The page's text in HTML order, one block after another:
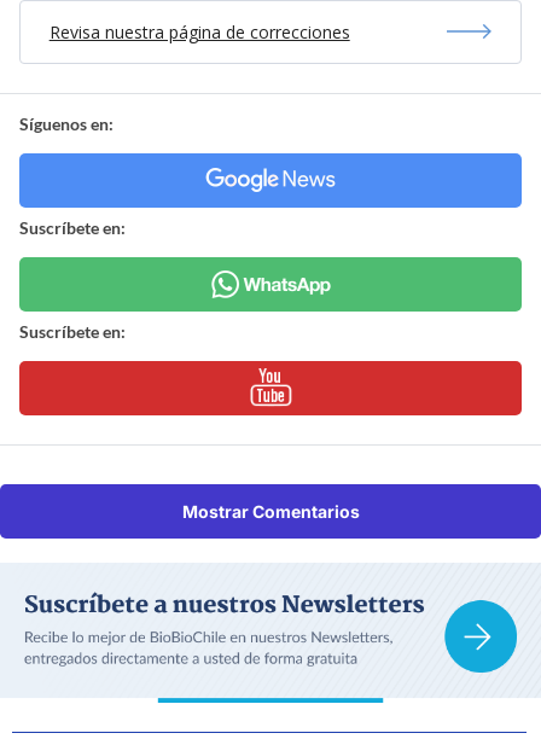
Revisa nuestra página de correcciones
Síguenos en:
Suscríbete en:
Suscríbete en:
Mostrar Comentarios